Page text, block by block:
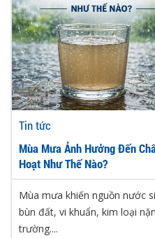
Tin tức
Mùa Mưa Ảnh Hưởng Đến
Hoạt Như Thế Nào?
Mùa mưa khiến nguồn nước
bùn đất, vi khuẩn, kim loại
trường....